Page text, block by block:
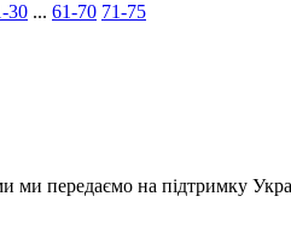
30 ... 61-70 71-75
ми передаємо на підтримку